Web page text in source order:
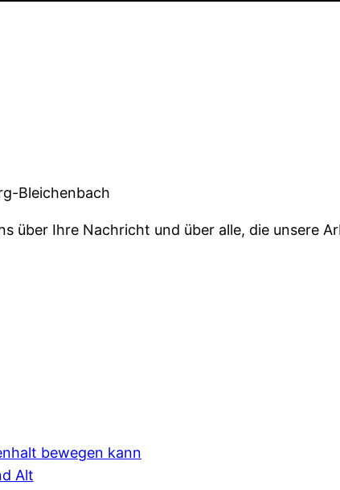
Bleichenbach
über Ihre Nachricht und über alle, die unsere
bewegen kann
Alt